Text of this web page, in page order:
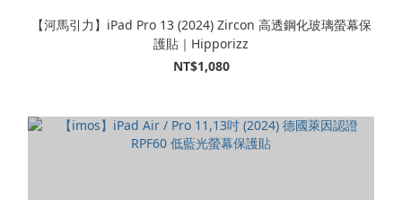
【河馬引力】iPad Pro 13 (2024) Zircon 高透鋼化玻璃螢幕保
護貼｜Hipporizz
NT$1,080